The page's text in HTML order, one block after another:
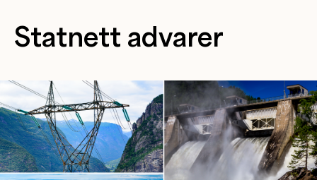
Statnett advarer